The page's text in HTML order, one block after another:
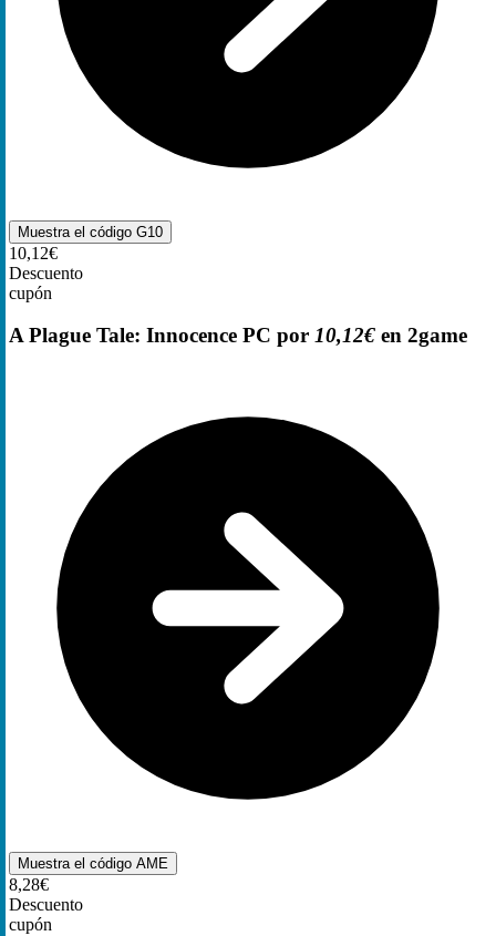
Muestra el código G10
10,12€
Descuento
cupón
A Plague Tale: Innocence PC por 10,12€ en 2game
Muestra el código AME
8,28€
Descuento
cupón